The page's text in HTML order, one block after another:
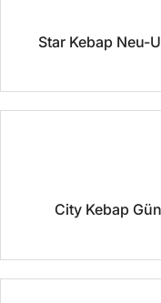
Star Kebap Neu-
City Kebap